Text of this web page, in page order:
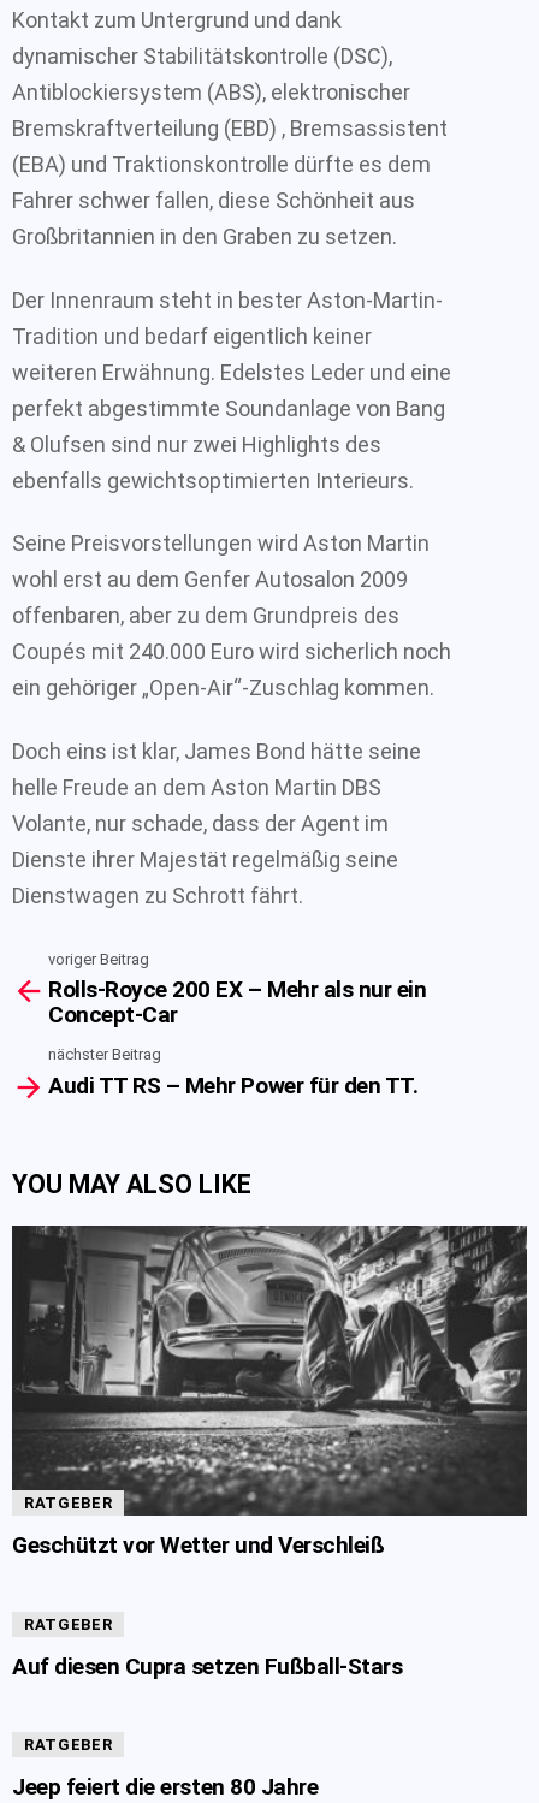
Kontakt zum Untergrund und dank
dynamischer Stabilitätskontrolle (DSC),
Antiblockiersystem (ABS), elektronischer
Bremskraftverteilung (EBD) , Bremsassistent
(EBA) und Traktionskontrolle dürfte es dem
Fahrer schwer fallen, diese Schönheit aus
Großbritannien in den Graben zu setzen.
Der Innenraum steht in bester Aston-Martin-
Tradition und bedarf eigentlich keiner
weiteren Erwähnung. Edelstes Leder und eine
perfekt abgestimmte Soundanlage von Bang
& Olufsen sind nur zwei Highlights des
ebenfalls gewichtsoptimierten Interieurs.
Seine Preisvorstellungen wird Aston Martin
wohl erst au dem Genfer Autosalon 2009
offenbaren, aber zu dem Grundpreis des
Coupés mit 240.000 Euro wird sicherlich noch
ein gehöriger „Open-Air“-Zuschlag kommen.
Doch eins ist klar, James Bond hätte seine
helle Freude an dem Aston Martin DBS
Volante, nur schade, dass der Agent im
Dienste ihrer Majestät regelmäßig seine
Dienstwagen zu Schrott fährt.
more
voriger Beitrag
Rolls-Royce 200 EX – Mehr als nur ein
Concept-Car
nächster Beitrag
Audi TT RS – Mehr Power für den TT.
YOU MAY ALSO LIKE
RATGEBER
Geschützt vor Wetter und Verschleiß
RATGEBER
Auf diesen Cupra setzen Fußball-Stars
RATGEBER
Jeep feiert die ersten 80 Jahre